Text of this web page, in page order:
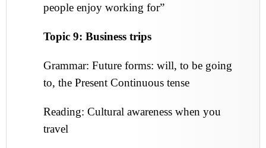
people enjoy working for”
Topic 9: Business trips
Grammar: Future forms: will, to be going
to, the Present Continuous tense
Reading: Cultural awareness when you
travel